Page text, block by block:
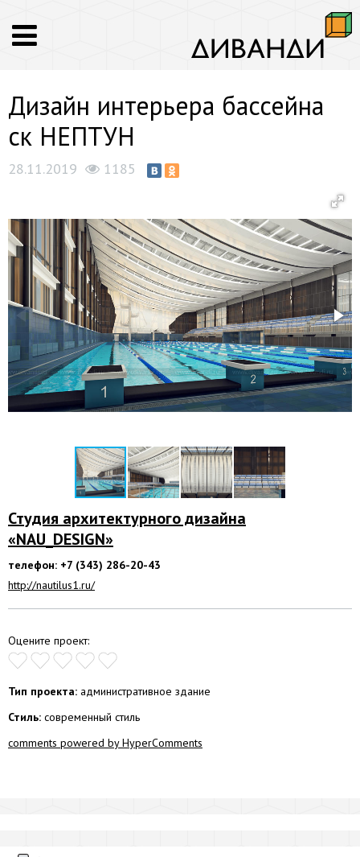
Дизайн интерьера бассейна
ск НЕПТУН
28.11.2019 1185
Студия архитектурного дизайна
«NAU_DESIGN»
телефон: +7 (343) 286-20-43
http://nautilus1.ru/
Оцените проект:
Тип проекта: административное здание
Стиль: современный стиль
comments powered by HyperComments